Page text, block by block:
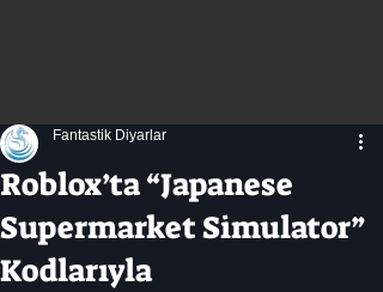
Black Desert
Dizi-Film Haberleri
Roblox’ta “Japanese
Supermarket Simulator”
Kodlarıyla
Fantastik Diyarlar